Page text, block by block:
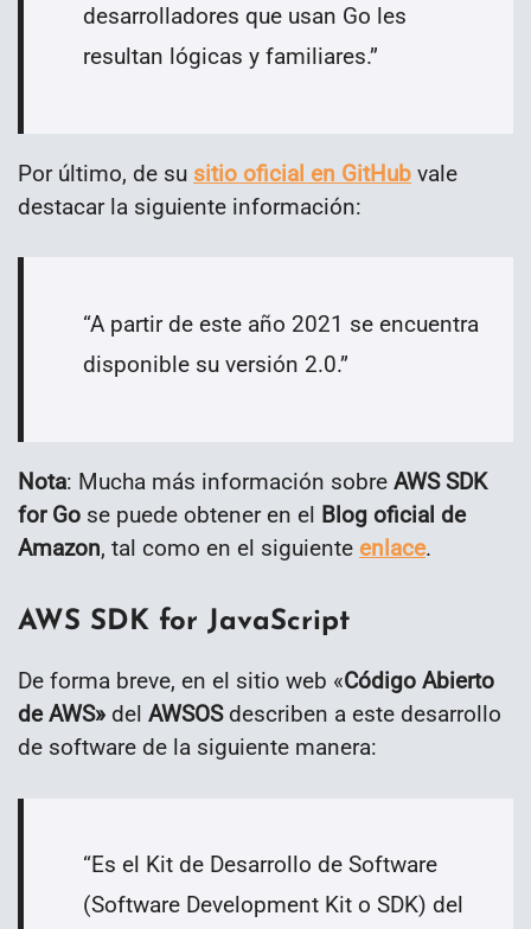
desarrolladores que usan Go les
resultan lógicas y familiares.”
Por último, de su sitio oficial en GitHub vale
destacar la siguiente información:
“A partir de este año 2021 se encuentra
disponible su versión 2.0.”
Nota: Mucha más información sobre AWS SDK
for Go se puede obtener en el Blog oficial de
Amazon, tal como en el siguiente enlace.
AWS SDK for JavaScript
De forma breve, en el sitio web «Código Abierto
de AWS» del AWSOSdescriben a este desarrollo
de software de la siguiente manera:
“Es el Kit de Desarrollo de Software
(Software Development Kit o SDK) del